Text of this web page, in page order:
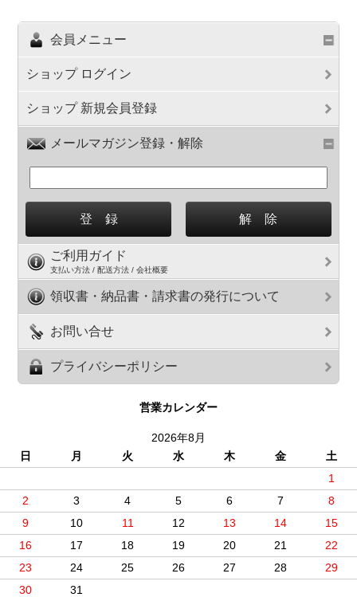
会員メニュー
ショップ ログイン
ショップ 新規会員登録
メールマガジン登録・解除
ご利用ガイド
支払い方法 / 配送方法 / 会社概要
領収書・納品書・請求書の発行について
お問い合せ
プライバシーポリシー
営業カレンダー
2026年8月
日
月 火 水 木 金
土
1
2
3 4 5 6 7
8
9
10 11 12 13 14
15
16
17 18 19 20 21
22
23
24 25 26 27 28
29
30
31